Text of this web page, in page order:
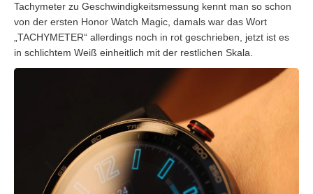
Tachymeter zu Geschwindigkeitsmessung kennt man so schon
von der ersten Honor Watch Magic, damals war das Wort
„TACHYMETER“ allerdings noch in rot geschrieben, jetzt ist es
in schlichtem Weiß einheitlich mit der restlichen Skala.